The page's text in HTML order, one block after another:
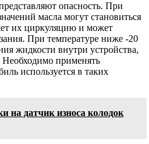
опасность. При
масла могут становиться
их циркуляцию и может
При температуре ниже -20
жидкости внутри устройства,
Необходимо применять
используется в таких
на датчик износа колодок